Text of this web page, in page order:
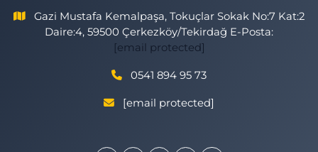
Gazi Mustafa Kemalpaşa, Tokuçlar Sokak No:7 Kat:2
Daire:4, 59500 Çerkezköy/Tekirdağ E-Posta:
[email protected]
0541 894 95 73
[email protected]